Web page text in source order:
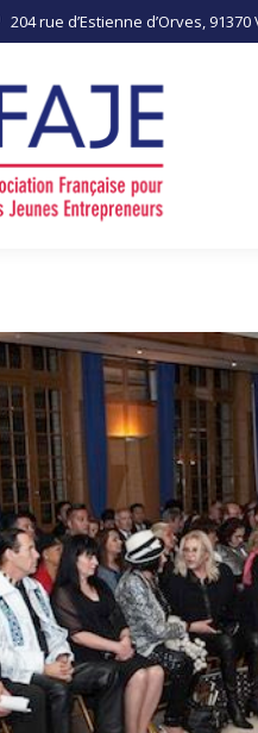
204 rue d’Estienne d’Orves, 91370
ACCUEIL L’ASSOCIATION